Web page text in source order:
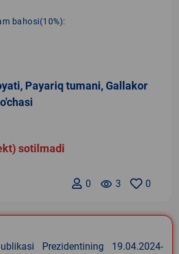
bahosi(10%):
Payariq tumani, Gallakor
sotilmadi
0
remove_red_eye 3
0
Prezidentining 19.04.2024-